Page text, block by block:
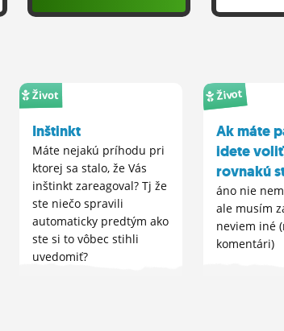
to je asi pre neho
Život
Inštinkt
Máte nejakú príhodu pri
ktorej sa stalo, že Vás
inštinkt zareagoval? Tj že
ste niečo spravili
automaticky predtým ako
ste si to vôbec stihli
uvedomiť?
Život
Ak máte
idete
rovnakú
áno nie
ale musím
neviem iné
komentári)